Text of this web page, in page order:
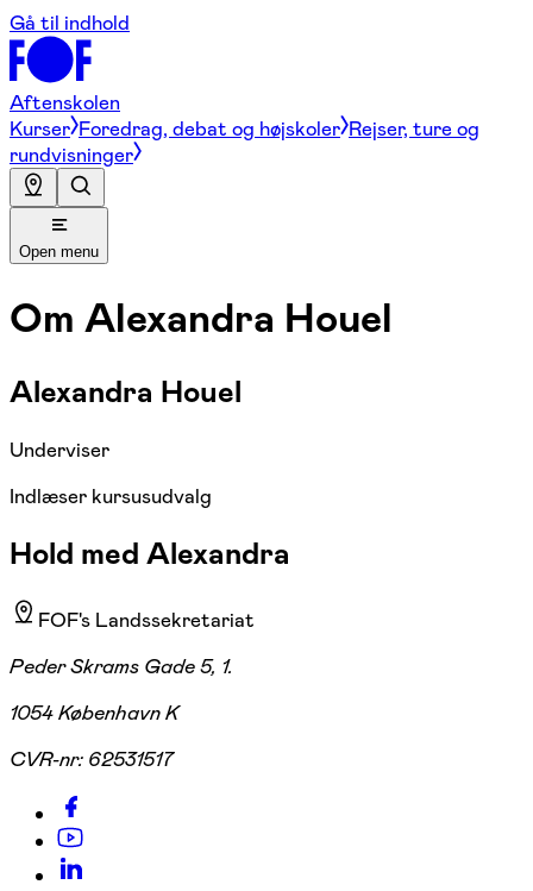
Gå til indhold
Aftenskolen
Kurser Foredrag, debat og højskoler Rejser, ture og
rundvisninger
Open menu
Om Alexandra Houel
Alexandra Houel
Underviser
Indlæser kursusudvalg
Hold med Alexandra
FOF's Landssekretariat
Peder Skrams Gade 5, 1.
1054 København K
CVR-nr: 62531517